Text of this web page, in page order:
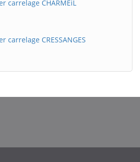
carrelage CHARMEiL
carrelage CRESSANGES